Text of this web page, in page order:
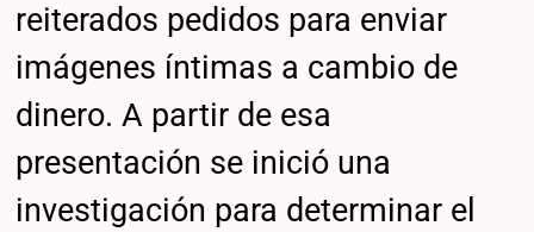
reiterados pedidos para enviar
imágenes íntimas a cambio de
dinero. A partir de esa
presentación se inició una
investigación para determinar el